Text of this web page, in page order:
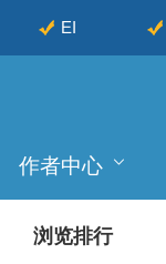
EI
作者中心
浏览排行